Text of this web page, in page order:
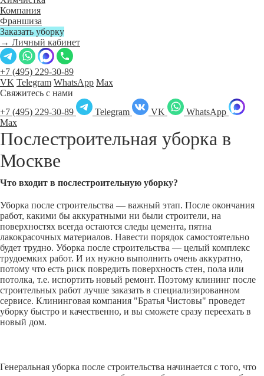
Компания
Франшиза
Заказать уборку
→ Личный кабинет
+7 (495) 229-30-89
VK Telegram WhatsApp Max
Свяжитесь с нами
+7 (495) 229-30-89
Telegram VK
WhatsApp
Max
Послестроительная уборка в
Москве
Что входит в послестроительную уборку?
Уборка после строительства — важный этап. После окончания
работ, какими бы аккуратными ни были строители, на
поверхностях всегда остаются следы цемента, пятна
лакокрасочных материалов. Навести порядок самостоятельно
будет трудно. Уборка после строительства — целый комплекс
трудоемких работ. И их нужно выполнить очень аккуратно,
потому что есть риск повредить поверхность стен, пола или
потолка, т.е. испортить новый ремонт. Поэтому клининг после
строительных работ лучше заказать в специализированном
сервисе. Клининговая компания "Братья Чистовы" проведет
уборку быстро и качественно, и вы сможете сразу переехать в
новый дом.
Генеральная уборка после строительства начинается с того, что